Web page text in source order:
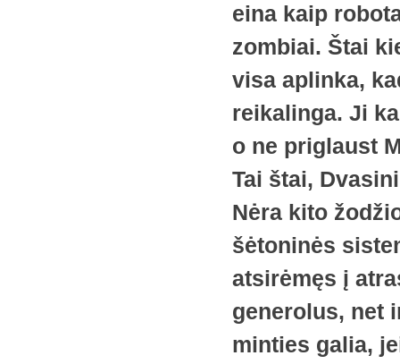
eina kaip
zombiai. Štai
visa aplinka,
reikalinga. Ji
o ne priglaust
Tai štai,
Nėra kito
šėtoninės
atsirėmęs į
generolus, net
minties galia,